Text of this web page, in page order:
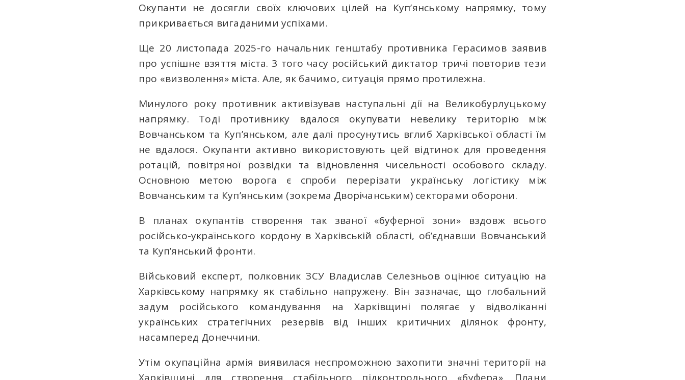
Окупанти не досягли своїх ключових цілей на Куп’янському напрямку, тому
прикривається вигаданими успіхами.
Ще 20 листопада 2025-го начальник генштабу противника Герасимов заявив
про успішне взяття міста. З того часу російський диктатор тричі повторив тези
про «визволення» міста. Але, як бачимо, ситуація прямо протилежна.
Минулого року противник активізував наступальні дії на Великобурлуцькому
напрямку. Тоді противнику вдалося окупувати невелику територію між
Вовчанськом та Куп’янськом, але далі просунутись вглиб Харківської області їм
не вдалося. Окупанти активно використовують цей відтинок для проведення
ротацій, повітряної розвідки та відновлення чисельності особового складу.
Основною метою ворога є спроби перерізати українську логістику між
Вовчанським та Куп’янським (зокрема Дворічанським) секторами оборони.
В планах окупантів створення так званої «буферної зони» вздовж всього
російсько-українського кордону в Харківській області, об’єднавши Вовчанський
та Куп’янський фронти.
Військовий експерт, полковник ЗСУ Владислав Селезньов оцінює ситуацію на
Харківському напрямку як стабільно напружену. Він зазначає, що глобальний
задум російського командування на Харківщині полягає у відволіканні
українських стратегічних резервів від інших критичних ділянок фронту,
насамперед Донеччини.
Утім окупаційна армія виявилася неспроможною захопити значні території на